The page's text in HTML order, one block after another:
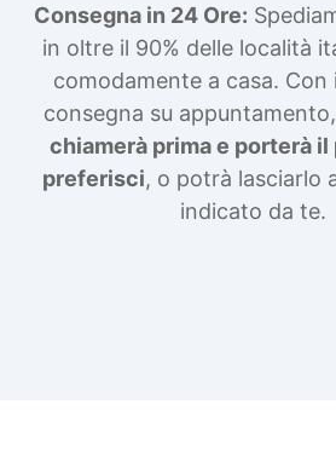
Consegna in 24 Ore:
in oltre il 90% delle località
comodamente a casa. Con
consegna su appuntamento,
chiamerà prima e porterà
preferisci, o potrà lasciarlo
indicato da te.